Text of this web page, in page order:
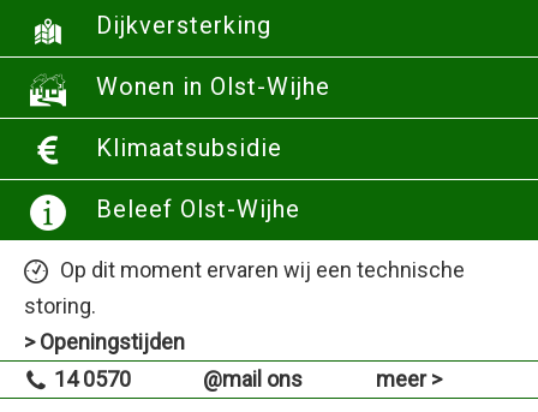
Dijkversterking
Wonen in Olst-Wijhe
Klimaatsubsidie
Beleef Olst-Wijhe
Op dit moment ervaren wij een technische
storing.
> Openingstijden
14 0570
@mail ons meer >